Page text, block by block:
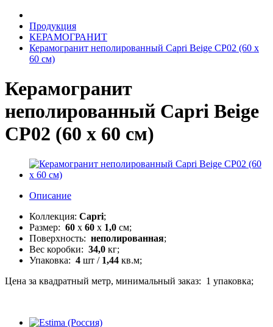
Продукция
КЕРАМОГРАНИТ
Керамогранит неполированный Capri Beige CP02 (60 x
60 см)
Керамогранит
неполированный Capri Beige
CP02 (60 x 60 см)
Описание
Коллекция: Capri;
Размер: 60 x 60 x 1,0 см;
Поверхность: неполированная;
Вес коробки: 34,0 кг;
Упаковка: 4 шт / 1,44 кв.м;
Цена за квадратный метр, минимальный заказ: 1 упаковка;